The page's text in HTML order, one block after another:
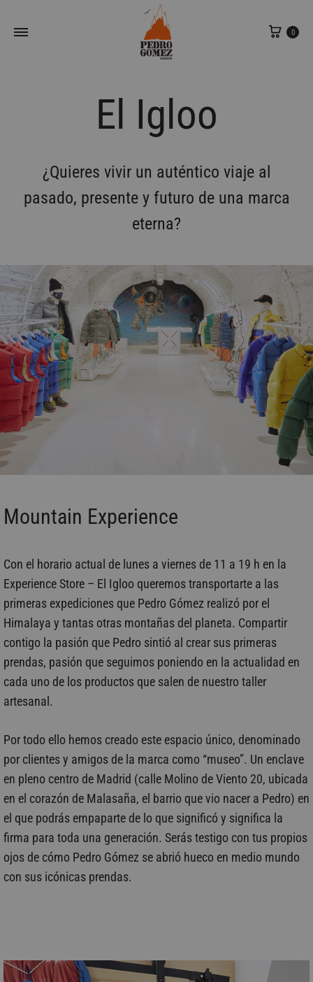
0
El Igloo
¿Quieres vivir un auténtico viaje al
pasado, presente y futuro de una marca
eterna?
Mountain Experience
Con el horario actual de lunes a viernes de 11 a 19 h en la
Experience Store – El Igloo queremos transportarte a las
primeras expediciones que Pedro Gómez realizó por el
Himalaya y tantas otras montañas del planeta. Compartir
contigo la pasión que Pedro sintió al crear sus primeras
prendas, pasión que seguimos poniendo en la actualidad en
cada uno de los productos que salen de nuestro taller
artesanal.
Por todo ello hemos creado este espacio único, denominado
por clientes y amigos de la marca como “museo”. Un enclave
en pleno centro de Madrid (calle Molino de Viento 20, ubicada
en el corazón de Malasaña, el barrio que vio nacer a Pedro) en
el que podrás empaparte de lo que significó y significa la
firma para toda una generación. Serás testigo con tus propios
ojos de cómo Pedro Gómez se abrió hueco en medio mundo
con sus icónicas prendas.